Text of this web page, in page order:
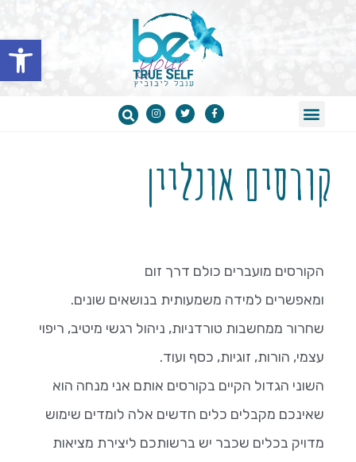
פתח סרגל נגישות
קורסים אונליין
הקורסים מועברים כולם דרך זום
ומאפשרים למידה משמעותית בנושאים שונים.
שחרור ממחשבות טורדניות, ניהול רגשי מיטיב, ריפוי
עצמי, הורות, זוגיות, כסף ועוד.
השוני הגדול הקיים בקורסים אותם אני מנחה הוא
שאינכם מקבלים כלים חדשים אלה לומדים שימוש
מדויק בכלים שכבר יש ברשותכם ליצירת מציאות